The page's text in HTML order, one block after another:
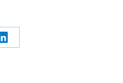
Share